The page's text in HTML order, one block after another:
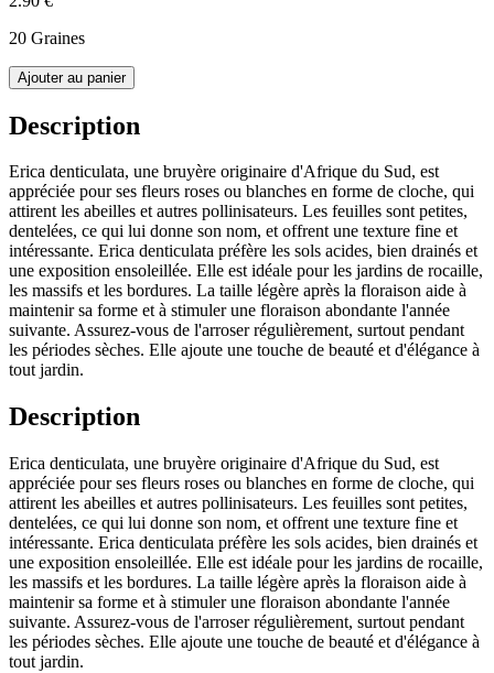
20 Graines
Ajouter au panier
Description
Erica denticulata, une bruyère originaire d'Afrique du Sud, est
appréciée pour ses fleurs roses ou blanches en forme de cloche, qui
attirent les abeilles et autres pollinisateurs. Les feuilles sont petites,
dentelées, ce qui lui donne son nom, et offrent une texture fine et
intéressante. Erica denticulata préfère les sols acides, bien drainés et
une exposition ensoleillée. Elle est idéale pour les jardins de rocaille,
les massifs et les bordures. La taille légère après la floraison aide à
maintenir sa forme et à stimuler une floraison abondante l'année
suivante. Assurez-vous de l'arroser régulièrement, surtout pendant
les périodes sèches. Elle ajoute une touche de beauté et d'élégance à
tout jardin.
Description
Erica denticulata, une bruyère originaire d'Afrique du Sud, est
appréciée pour ses fleurs roses ou blanches en forme de cloche, qui
attirent les abeilles et autres pollinisateurs. Les feuilles sont petites,
dentelées, ce qui lui donne son nom, et offrent une texture fine et
intéressante. Erica denticulata préfère les sols acides, bien drainés et
une exposition ensoleillée. Elle est idéale pour les jardins de rocaille,
les massifs et les bordures. La taille légère après la floraison aide à
maintenir sa forme et à stimuler une floraison abondante l'année
suivante. Assurez-vous de l'arroser régulièrement, surtout pendant
les périodes sèches. Elle ajoute une touche de beauté et d'élégance à
tout jardin.